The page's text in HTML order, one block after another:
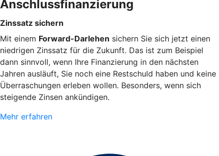
Anschlussfinanzierung
Zinssatz sichern
Mit einem Forward-Darlehen sichern Sie sich jetzt einen
niedrigen Zinssatz für die Zukunft. Das ist zum Beispiel
dann sinnvoll, wenn Ihre Finanzierung in den nächsten
Jahren ausläuft, Sie noch eine Restschuld haben und keine
Überraschungen erleben wollen. Besonders, wenn sich
steigende Zinsen ankündigen.
Mehr erfahren